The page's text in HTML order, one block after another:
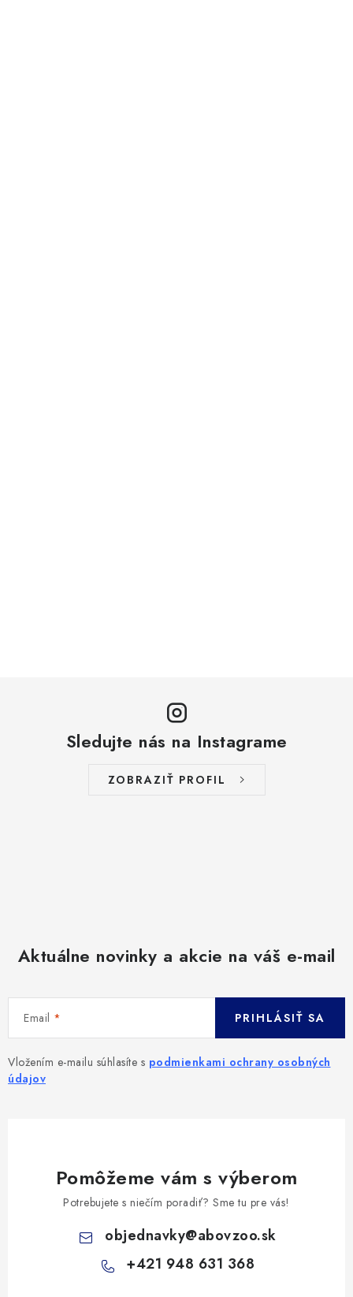
Sledujte nás na Instagrame
ZOBRAZIŤ PROFIL
Aktuálne novinky a akcie na váš e-mail
Email
Vložením e-mailu súhlasíte s podmienkami ochrany osobných
údajov
PRIHLÁSIŤ SA
Pomôžeme vám s výberom
Potrebujete s niečím poradiť? Sme tu pre vás!
objednavky@abovzoo.sk
+421 948 631 368